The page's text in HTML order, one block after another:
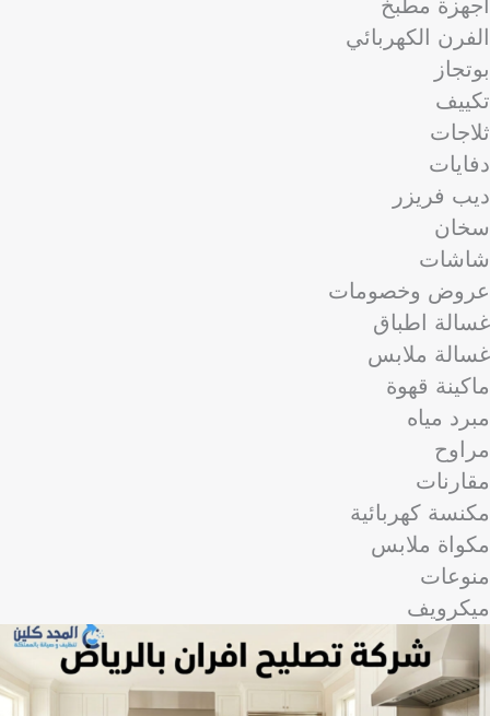
اجهزة مطبخ
الفرن الكهربائي
بوتجاز
تكييف
ثلاجات
دفايات
ديب فريزر
سخان
شاشات
عروض وخصومات
غسالة اطباق
غسالة ملابس
ماكينة قهوة
مبرد مياه
مراوح
مقارنات
مكنسة كهربائية
مكواة ملابس
منوعات
ميكرويف